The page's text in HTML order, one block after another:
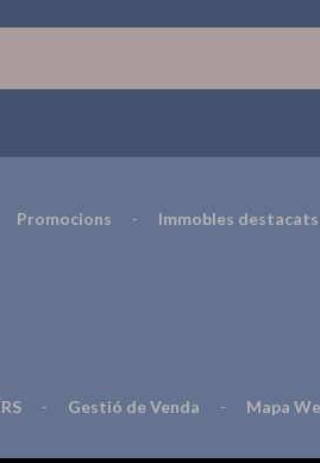
Promocions - Immobles destacats
- Gestió de Venda - Mapa